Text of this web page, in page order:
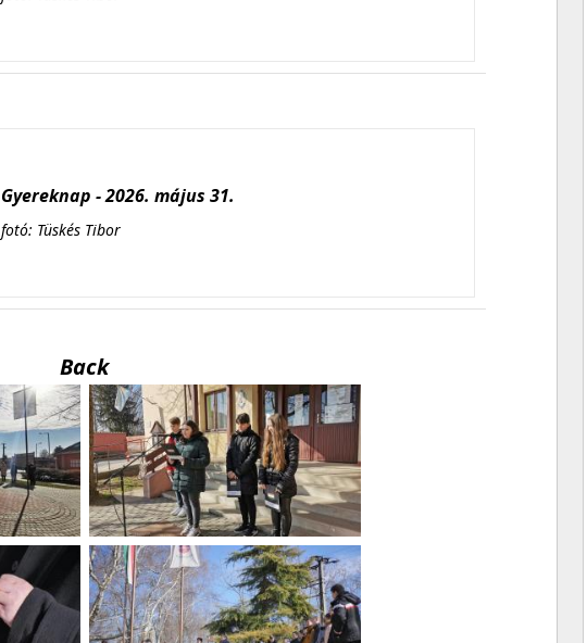
Gyereknap - 2026. május 31.
fotó: Tüskés Tibor
Back